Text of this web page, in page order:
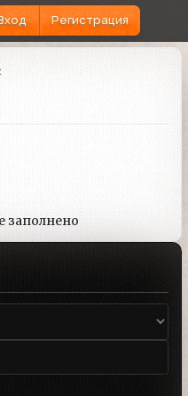
Регистрация
заполнено